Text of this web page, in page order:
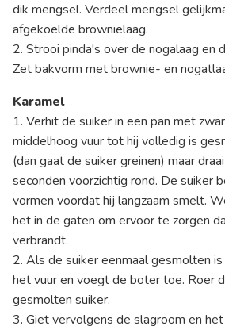
dik mengsel. Verdeel mengsel
afgekoelde brownielaag.
2. Strooi pinda's over de nogalaag en
Zet bakvorm met brownie- en
Karamel
1. Verhit de suiker in een pan met
middelhoog vuur tot hij volledig is
(dan gaat de suiker greinen) maar
seconden voorzichtig rond. De suiker
vormen voordat hij langzaam smelt.
het in de gaten om ervoor te zorgen
verbrandt.
2. Als de suiker eenmaal gesmolten
het vuur en voegt de boter toe. Roer
gesmolten suiker.
3. Giet vervolgens de slagroom en